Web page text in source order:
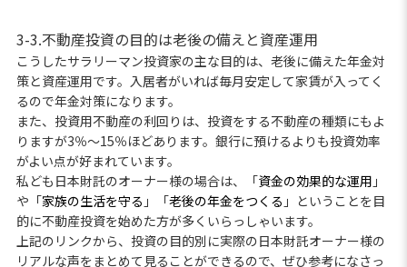
3-3.不動産投資の目的は老後の備えと資産運用
こうしたサラリーマン投資家の主な目的は、老後に備えた年金対
策と資産運用です。入居者がいれば毎月安定して家賃が入ってく
るので年金対策になります。
また、投資用不動産の利回りは、投資をする不動産の種類にもよ
りますが3％〜15％ほどあります。銀行に預けるよりも投資効率
がよい点が好まれています。
私ども日本財託のオーナー様の場合は、「資金の効果的な運用 」
や「家族の生活を守る 」「老後の年金をつくる 」ということを目
的に不動産投資を始めた方が多くいらっしゃいます。
上記のリンクから、投資の目的別に実際の日本財託オーナー様の
リアルな声をまとめて見ることができるので、ぜひ参考になさっ